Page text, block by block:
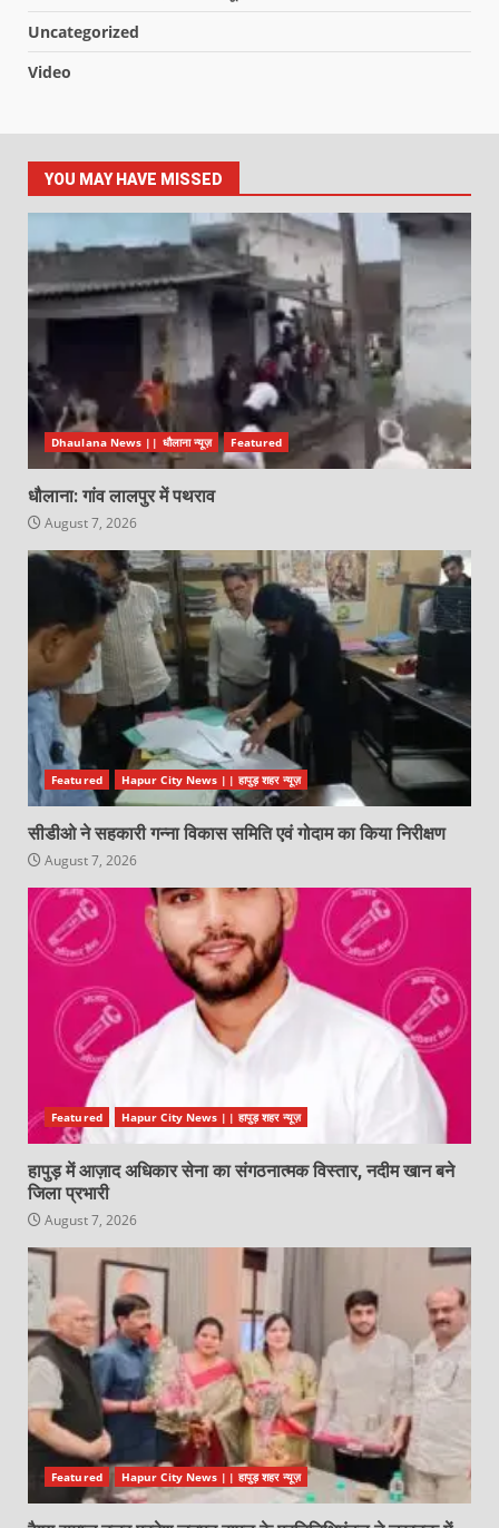
Uncategorized
Video
YOU MAY HAVE MISSED
Dhaulana News || धौलाना न्यूज़ Featured
धौलाना: गांव लालपुर में पथराव
August 7, 2026
Featured Hapur City News || हापुड़ शहर न्यूज़
सीडीओ ने सहकारी गन्ना विकास समिति एवं गोदाम का किया निरीक्षण
August 7, 2026
Featured Hapur City News || हापुड़ शहर न्यूज़
हापुड़ में आज़ाद अधिकार सेना का संगठनात्मक विस्तार, नदीम खान बने
जिला प्रभारी
August 7, 2026
Featured Hapur City News || हापुड़ शहर न्यूज़